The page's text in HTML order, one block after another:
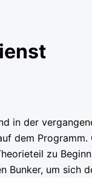
in der
dem
zu
Bunker, um sich